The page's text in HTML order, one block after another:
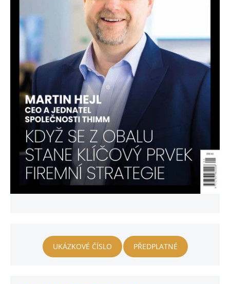
UKÁZKOVÉ ČÍSLO PŘEDPLATNÉ